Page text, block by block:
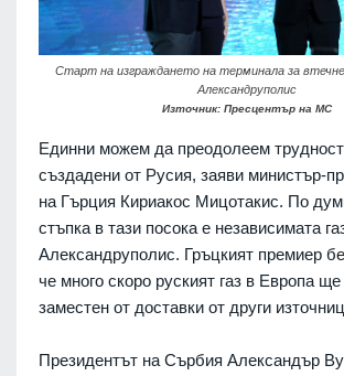
Старт на изграждането на терминала за
Александруполис
Източник: Пресцентър на МС
Единни можем да преодолеем
създадени от Русия, заяви министър-
на Гърция Кириакос Мицотакис. По
стъпка в тази посока е независимата
Александруполис. Гръцкият премиер бе
че много скоро руският газ в Европа
заместен от доставки от други
Президентът на Сърбия Александър